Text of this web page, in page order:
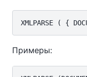
XMLPARSE ( {
Примеры: